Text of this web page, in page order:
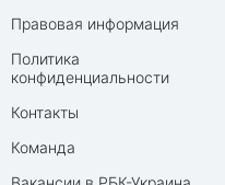
Правовая информация
Политика
конфиденциальности
Контакты
Команда